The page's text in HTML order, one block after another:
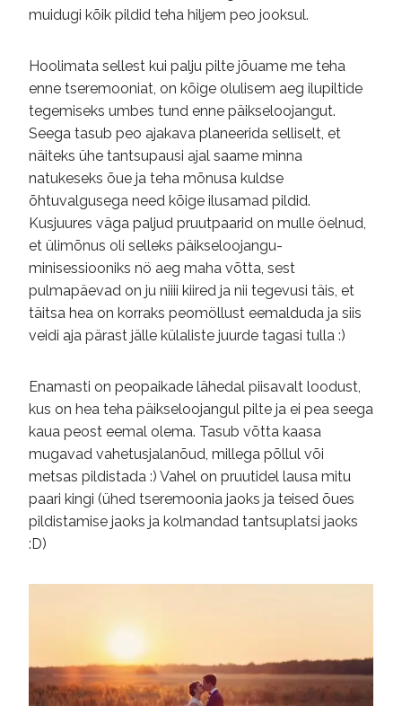
muidugi kõik pildid teha hiljem peo jooksul.
Hoolimata sellest kui palju pilte jõuame me teha
enne tseremooniat, on kõige olulisem aeg ilupiltide
tegemiseks umbes tund enne päikseloojangut.
Seega tasub peo ajakava planeerida selliselt, et
näiteks ühe tantsupausi ajal saame minna
natukeseks õue ja teha mõnusa kuldse
õhtuvalgusega need kõige ilusamad pildid.
Kusjuures väga paljud pruutpaarid on mulle öelnud,
et ülimõnus oli selleks päikseloojangu-
minisessiooniks nö aeg maha võtta, sest
pulmapäevad on ju niiii kiired ja nii tegevusi täis, et
täitsa hea on korraks peomöllust eemalduda ja siis
veidi aja pärast jälle külaliste juurde tagasi tulla :)
Enamasti on peopaikade lähedal piisavalt loodust,
kus on hea teha päikseloojangul pilte ja ei pea seega
kaua peost eemal olema. Tasub võtta kaasa
mugavad vahetusjalanõud, millega põllul või
metsas pildistada :) Vahel on pruutidel lausa mitu
paari kingi (ühed tseremoonia jaoks ja teised õues
pildistamise jaoks ja kolmandad tantsuplatsi jaoks
:D)